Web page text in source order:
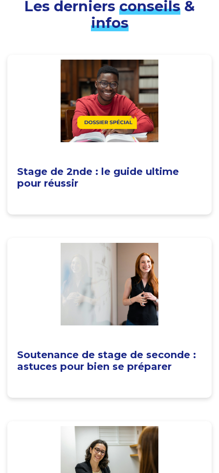
Les derniers conseils&
infos
Stage de 2nde : le guide ultime
pour réussir
Soutenance de stage de seconde :
astuces pour bien se préparer